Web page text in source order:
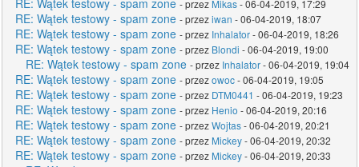
- przez Mikas- 06-04-2019, 17:29
RE: Wątek testowy - spam zone - przeziwan - 06-04-2019, 18:07
RE: Wątek testowy - spam zone - przez Inhalator- 06-04-2019, 18:26
RE: Wątek testowy - spam zone - przez Blondi - 06-04-2019, 19:00
RE: Wątek testowy - spam zone - przez Inhalator- 06-04-2019, 19:04
RE: Wątek testowy - spam zone - przezowoc- 06-04-2019, 19:05
RE: Wątek testowy - spam zone - przez DTM0441 - 06-04-2019, 19:23
RE: Wątek testowy - spam zone - przez Henio - 06-04-2019, 20:16
RE: Wątek testowy - spam zone - przezWojtas- 06-04-2019, 20:21
RE: Wątek testowy - spam zone - przez Mickey- 06-04-2019, 20:32
RE: Wątek testowy - spam zone - przez Mickey- 06-04-2019, 20:33